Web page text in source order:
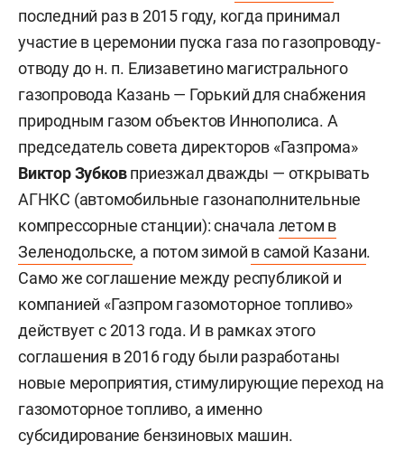
последний раз в 2015 году, когда принимал
участие в церемонии пуска газа по газопроводу-
отводу до н. п. Елизаветино магистрального
газопровода Казань — Горький для снабжения
природным газом объектов Иннополиса. А
председатель совета директоров «Газпрома»
Виктор Зубковприезжал дважды — открывать
АГНКС (автомобильные газонаполнительные
компрессорные станции): сначала летом в
Зеленодольске, а потом зимой в самой Казани.
Само же соглашение между республикой и
компанией «Газпром газомоторное топливо»
действует с 2013 года. И в рамках этого
соглашения в 2016 году были разработаны
новые мероприятия, стимулирующие переход на
газомоторное топливо, а именно
субсидирование бензиновых машин.